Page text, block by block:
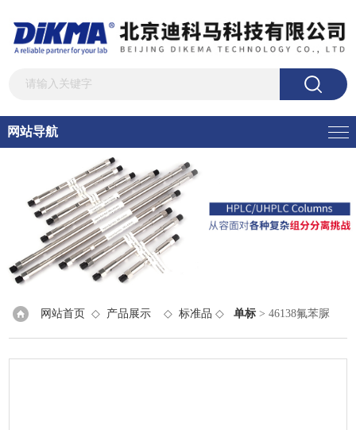
网站导航
网站首页 ◇ 产品展示 ◇标准品 ◇单标 > 46138氟苯脲
[83121-18-0] Teflubenzuron 100mg